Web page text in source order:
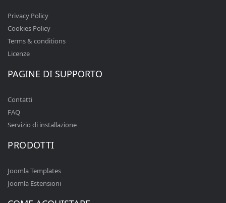
Privacy Policy
Cookies Policy
Terms & conditions
Licenze
PAGINE DI SUPPORTO
Contatti
FAQ
Servizio di installazione
PRODOTTI
Joomla Templates
Joomla Estensioni